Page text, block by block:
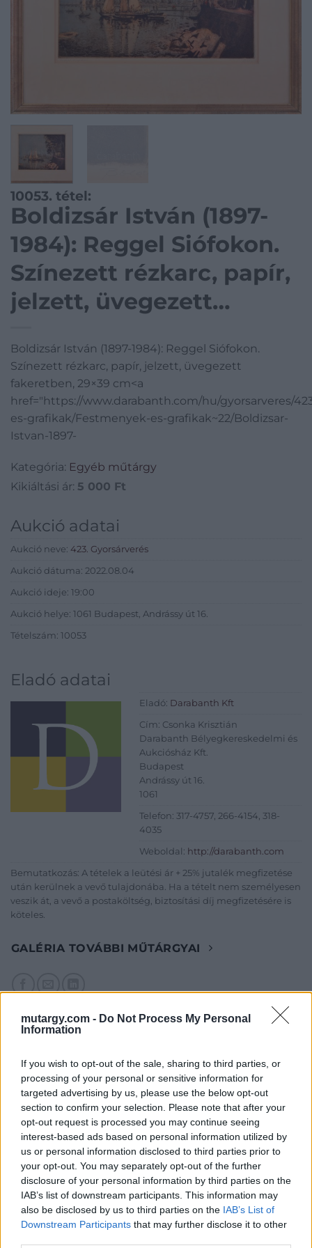
mutargy.com - Do Not Process My Personal
Information
If you wish to opt-out of the sale, sharing to third parties, or
processing of your personal or sensitive information for
targeted advertising by us, please use the below opt-out
section to confirm your selection. Please note that after your
opt-out request is processed you may continue seeing
interest-based ads based on personal information utilized by
us or personal information disclosed to third parties prior to
your opt-out. You may separately opt-out of the further
disclosure of your personal information by third parties on the
IAB’s list of downstream participants. This information may
also be disclosed by us to third parties on the IAB’s List of
Downstream Participants that may further disclose it to other
10053. tétel:
Boldizsár István (1897-
1984): Reggel Siófokon.
Színezett rézkarc, papír,
jelzett, üvegezett
Boldizsár István (1897-1984): Reggel Siófokon.
Színezett rézkarc, papír, jelzett, üvegezett
fakeretben, 29×39 cm<a
href="https://www.darabanth.com/hu/gyorsarveres/
es-grafikak/Festmenyek-es-grafikak~22/Boldizsar-
Istvan-1897-
Kategória: Egyéb műtárgy
Kikiáltási ár: 5 000 Ft
Aukció adatai
Aukció neve: 423. Gyorsárverés
Aukció dátuma: 2022.08.04
Aukció ideje: 19:00
Aukció helye: 1061 Budapest, Andrássy út 16.
Tételszám: 10053
Eladó adatai
Eladó: Darabanth Kft
Cím: Csonka Krisztián
Darabanth Bélyegkereskedelmi és
Aukciósház Kft.
Budapest
Andrássy út 16.
1061
Telefon: 317-4757, 266-4154, 318-
4035
Weboldal: http://darabanth.com
Bemutatkozás: A tételek a leütési ár + 25% jutalék megfizetése
után kerülnek a vevő tulajdonába. Ha a tételt nem személyesen
veszik át, a vevő a postaköltség, biztosítási díj megfizetésére is
köteles.
GALÉRIA TOVÁBBI MŰTÁRGYAI
KAPCSOLÓDÓ MŰTÁRGYAK
EGYÉB MŰTÁRGY EGYÉB MŰTÁRGY